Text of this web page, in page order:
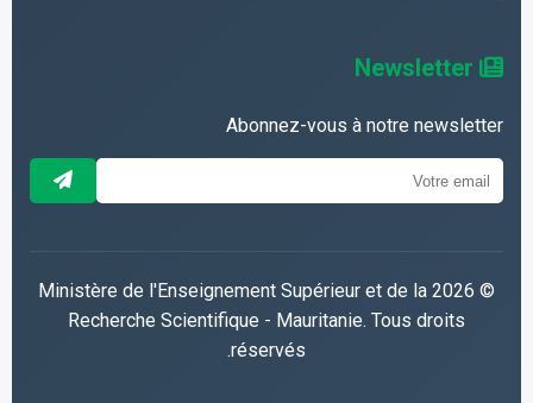
Newsletter
Abonnez-vous à notre newsletter
© 2026 Ministère de l'Enseignement Supérieur et de la
Recherche Scientifique - Mauritanie. Tous droits
réservés.